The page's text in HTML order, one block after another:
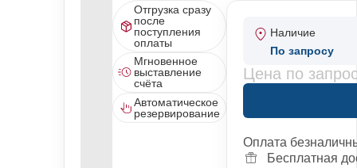
Отгрузка сразу
после
поступления
оплаты
Мгновенное
выставление
счёта
Автоматическое
резервирование
Наличие
По запросу
Цена по
Оплата
Бесплатная